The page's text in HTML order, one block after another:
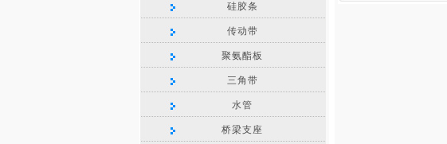
硅胶条
传动带
聚氨酯板
三角带
水管
桥梁支座